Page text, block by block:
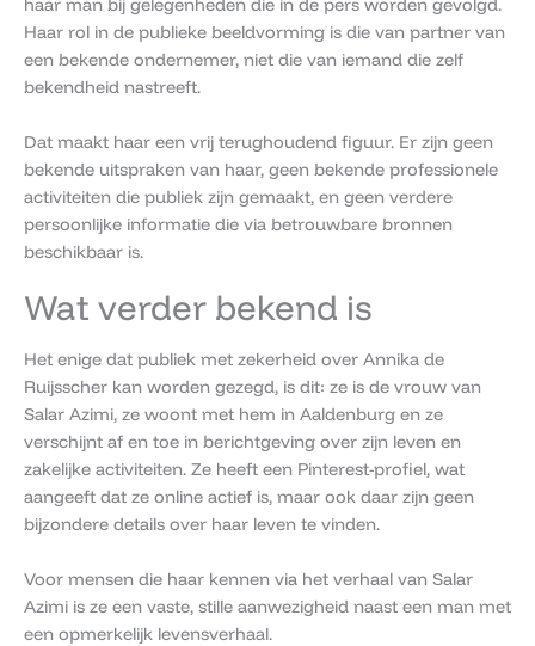
Haar rol in de publieke beeldvorming is die van partner van
een bekende ondernemer, niet die van iemand die zelf
bekendheid nastreeft.
Dat maakt haar een vrij terughoudend figuur. Er zijn geen
bekende uitspraken van haar, geen bekende professionele
activiteiten die publiek zijn gemaakt, en geen verdere
persoonlijke informatie die via betrouwbare bronnen
beschikbaar is.
Wat verder bekend is
Het enige dat publiek met zekerheid over Annika de
Ruijsscher kan worden gezegd, is dit: ze is de vrouw van
Salar Azimi, ze woont met hem in Aaldenburg en ze
verschijnt af en toe in berichtgeving over zijn leven en
zakelijke activiteiten. Ze heeft een Pinterest-profiel, wat
aangeeft dat ze online actief is, maar ook daar zijn geen
bijzondere details over haar leven te vinden.
Voor mensen die haar kennen via het verhaal van Salar
Azimi is ze een vaste, stille aanwezigheid naast een man met
een opmerkelijk levensverhaal.